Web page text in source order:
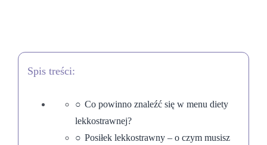
Spis treści:
Co powinno znaleźć się w menu diety
lekkostrawnej?
Posiłek lekkostrawny – o czym musisz